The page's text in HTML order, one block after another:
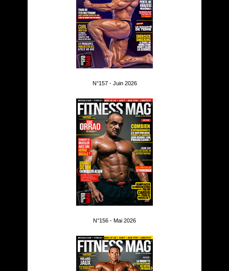
N°157 - Juin 2026
N°156 - Mai 2026